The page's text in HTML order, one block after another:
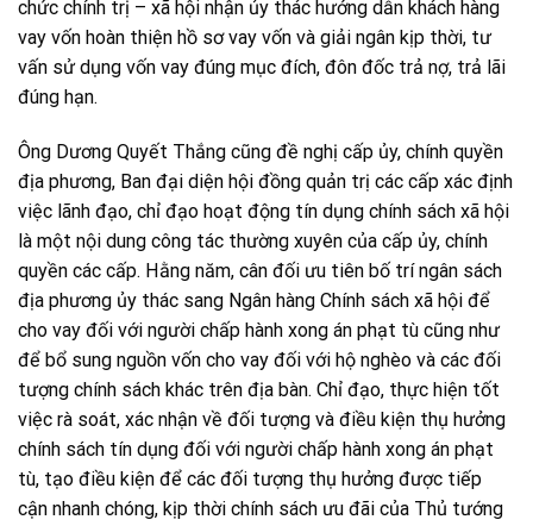
chức chính trị – xã hội nhận ủy thác hướng dẫn khách hàng
vay vốn hoàn thiện hồ sơ vay vốn và giải ngân kịp thời, tư
vấn sử dụng vốn vay đúng mục đích, đôn đốc trả nợ, trả lãi
đúng hạn.
Ông Dương Quyết Thắng cũng đề nghị cấp ủy, chính quyền
địa phương, Ban đại diện hội đồng quản trị các cấp xác định
việc lãnh đạo, chỉ đạo hoạt động tín dụng chính sách xã hội
là một nội dung công tác thường xuyên của cấp ủy, chính
quyền các cấp. Hằng năm, cân đối ưu tiên bố trí ngân sách
địa phương ủy thác sang Ngân hàng Chính sách xã hội để
cho vay đối với người chấp hành xong án phạt tù cũng như
để bổ sung nguồn vốn cho vay đối với hộ nghèo và các đối
tượng chính sách khác trên địa bàn. Chỉ đạo, thực hiện tốt
việc rà soát, xác nhận về đối tượng và điều kiện thụ hưởng
chính sách tín dụng đối với người chấp hành xong án phạt
tù, tạo điều kiện để các đối tượng thụ hưởng được tiếp
cận nhanh chóng, kịp thời chính sách ưu đãi của Thủ tướng